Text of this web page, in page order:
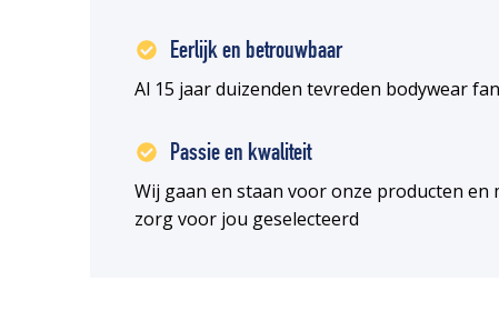
Eerlijk en betrouwbaar
Al 15 jaar duizenden tevreden bodywear
Passie en kwaliteit
Wij gaan en staan voor onze producten en
zorg voor jou geselecteerd